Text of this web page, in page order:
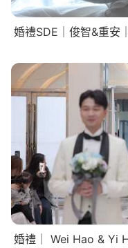
婚禮SDE｜俊智&重安
婚禮｜ Wei Hao & Yi